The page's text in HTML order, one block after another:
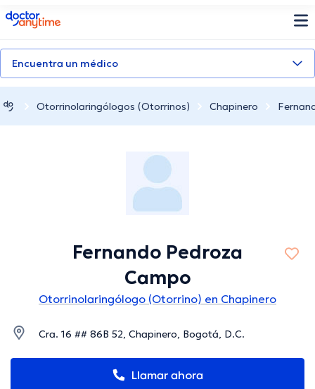
doctoranytime
Encuentra un médico
Otorrinolaringólogos (Otorrinos) Chapinero
Fernando Pedroza
Campo
Otorrinolaringólogo (Otorrino) en Chapinero
Cra. 16 ## 86B 52, Chapinero, Bogotá, D.C.
Llamar ahora